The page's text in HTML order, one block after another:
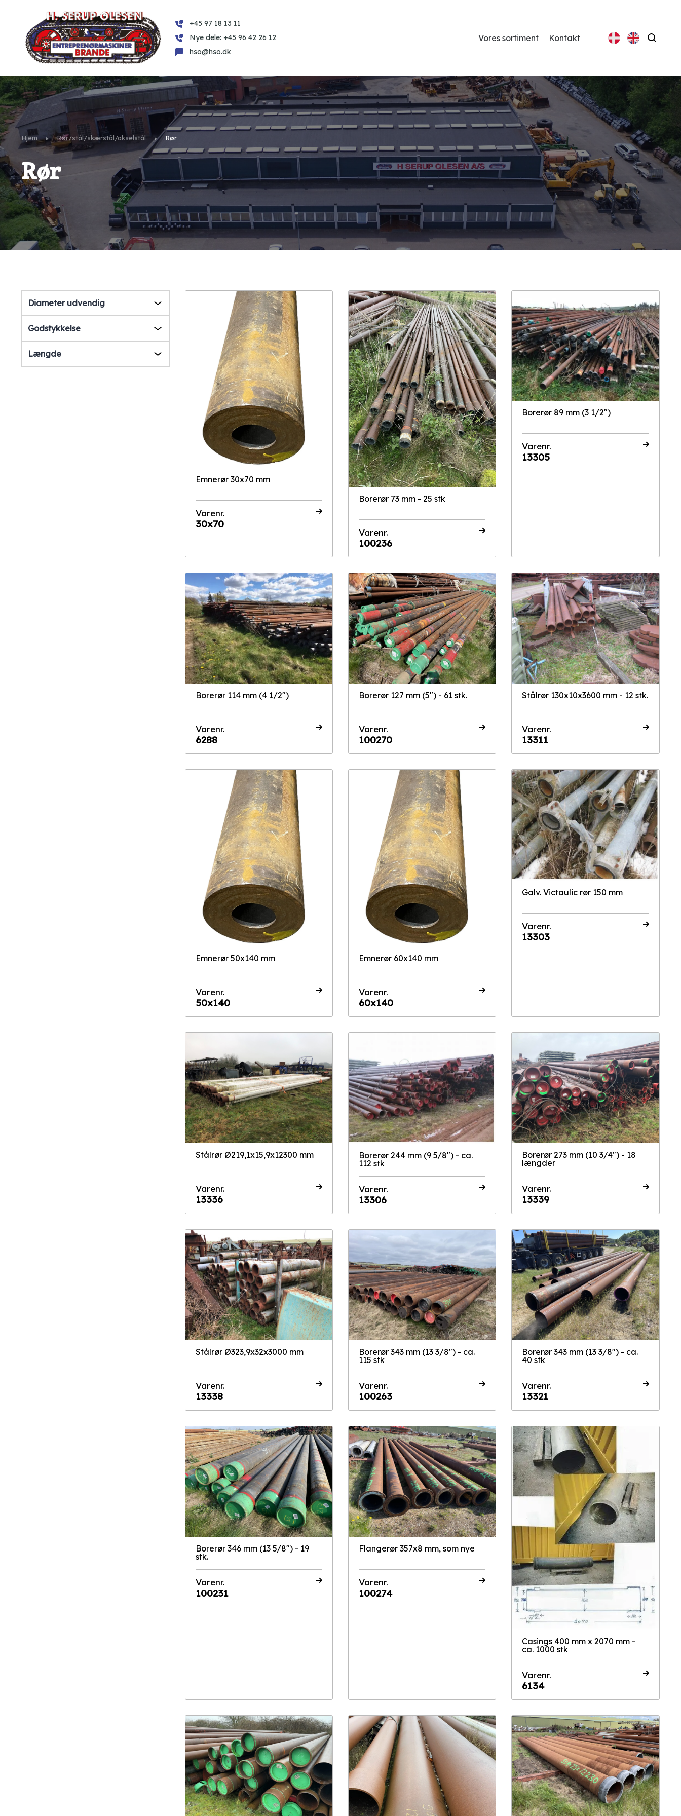
+45 97 18 13 11
Nye dele: +45 96 42 26 12
hso@hso.dk
Vores sortiment Kontakt Søg
Hjem Rør/stål/skærstål/akselstål Rør
Rør
Diameter udvendig
Godstykkelse
Længde
Emnerør 30x70 mm
Varenr.
30x70
Borerør 73 mm - 25 stk
Varenr.
100236
Borerør 89 mm (3 1/2")
Varenr.
13305
Borerør 114 mm (4 1/2")
Varenr.
6288
Borerør 127 mm (5") - 61 stk.
Varenr.
100270
Stålrør 130x10x3600 mm - 12 stk.
Varenr.
13311
Emnerør 50x140 mm
Varenr.
50x140
Emnerør 60x140 mm
Varenr.
60x140
Galv. Victaulic rør 150 mm
Varenr.
13303
Stålrør Ø219,1x15,9x12300 mm
Varenr.
13336
Borerør 244 mm (9 5/8") - ca.
112 stk
Varenr.
13306
Borerør 273 mm (10 3/4") - 18
længder
Varenr.
13339
Stålrør Ø323,9x32x3000 mm
Varenr.
13338
Borerør 343 mm (13 3/8") - ca.
115 stk
Varenr.
100263
Borerør 343 mm (13 3/8") - ca.
40 stk
Varenr.
13321
Borerør 346 mm (13 5/8") - 19
stk.
Varenr.
100231
Flangerør 357x8 mm, som nye
Varenr.
100274
Casings 400 mm x 2070 mm -
ca. 1000 stk
Varenr.
6134